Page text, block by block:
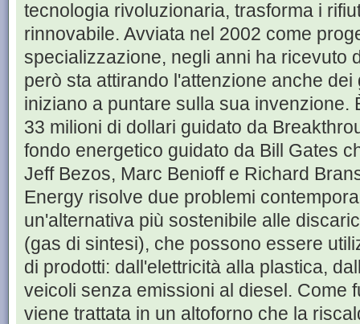
tecnologia rivoluzionaria, trasforma i
rinnovabile. Avviata nel 2002 come
specializzazione, negli anni ha ricevuto
però sta attirando l'attenzione anche
iniziano a puntare sulla sua invenzione.
33 milioni di dollari guidato da
fondo energetico guidato da Bill Gates
Jeff Bezos, Marc Benioff e Richard
Energy risolve due problemi
un'alternativa più sostenibile alle
(gas di sintesi), che possono essere
di prodotti: dall'elettricità alla plastica,
veicoli senza emissioni al diesel. Come
viene trattata in un altoforno che la